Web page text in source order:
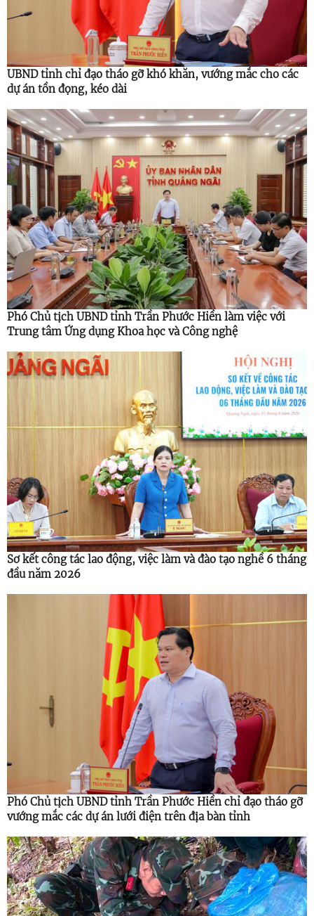
UBND tỉnh chỉ đạo tháo gỡ khó khăn, vướng mắc cho các
dự án tồn đọng, kéo dài
Phó Chủ tịch UBND tỉnh Trần Phước Hiền làm việc với
Trung tâm Ứng dụng Khoa học và Công nghệ
Sơ kết công tác lao động, việc làm và đào tạo nghề 6 tháng
đầu năm 2026
Phó Chủ tịch UBND tỉnh Trần Phước Hiền chỉ đạo tháo gỡ
vướng mắc các dự án lưới điện trên địa bàn tỉnh